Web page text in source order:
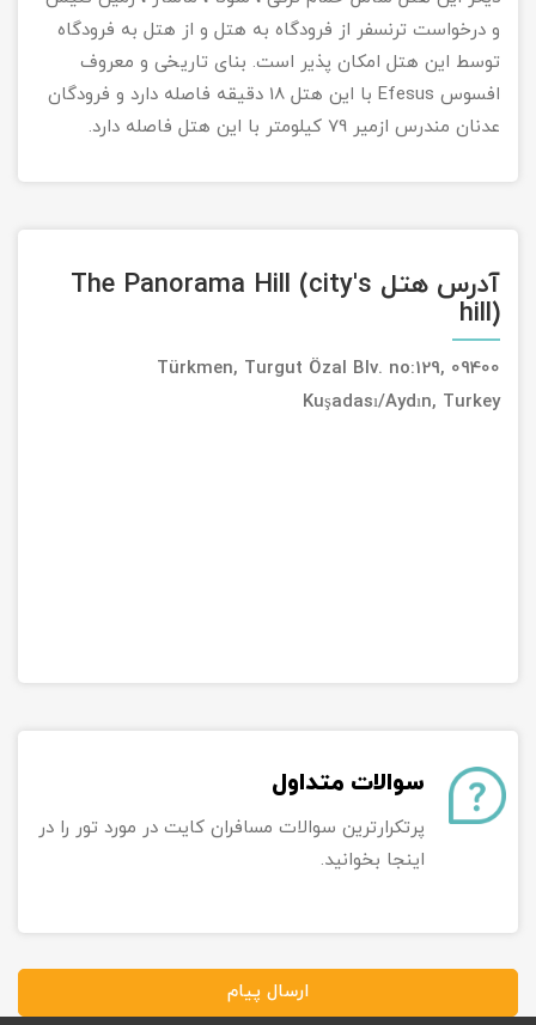
و درخواست ترنسفر از فرودگاه به هتل و از هتل به فرودگاه
توسط این هتل امکان پذیر است. بنای تاریخی و معروف
افسوس Efesus با این هتل 18 دقیقه فاصله دارد و فرودگان
عدنان مندرس ازمیر 79 کیلومتر با این هتل فاصله دارد.
آدرس هتل The Panorama Hill (city's
hill)
Türkmen, Turgut Özal Blv. no:129, 09400
Kuşadası/Aydın, Turkey
سوالات متداول
پرتکرارترین سوالات مسافران کایت در مورد تور را در
اینجا بخوانید.
ارسال پیام